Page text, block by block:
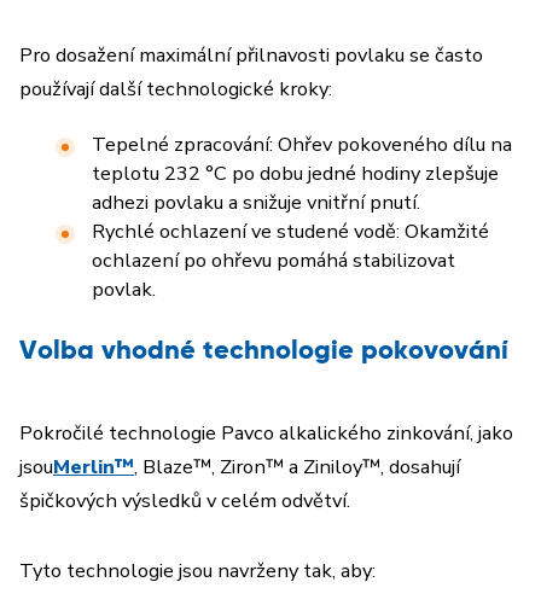
Pro dosažení maximální přilnavosti povlaku se často
používají další technologické kroky:
Tepelné zpracování: Ohřev pokoveného dílu na
teplotu 232 °C po dobu jedné hodiny zlepšuje
adhezi povlaku a snižuje vnitřní pnutí.
Rychlé ochlazení ve studené vodě: Okamžité
ochlazení po ohřevu pomáhá stabilizovat
povlak.
Volba vhodné technologie pokovování
Pokročilé technologie Pavco alkalického zinkování, jako
jsouMerlin™, Blaze™, Ziron™ a Ziniloy™, dosahují
špičkových výsledků v celém odvětví.
Tyto technologie jsou navrženy tak, aby: